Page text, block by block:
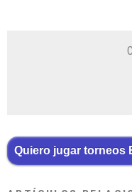
Quiero jugar torneos